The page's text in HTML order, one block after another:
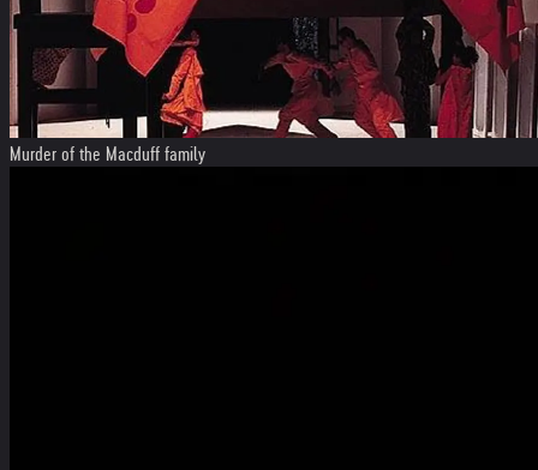
Murder of the Macduff family